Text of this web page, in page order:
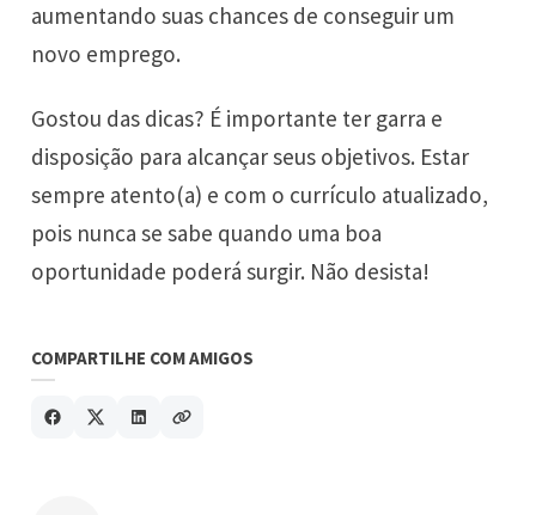
aumentando suas chances de conseguir um
novo emprego.
Gostou das dicas? É importante ter garra e
disposição para alcançar seus objetivos. Estar
sempre atento(a) e com o currículo atualizado,
pois nunca se sabe quando uma boa
oportunidade poderá surgir. Não desista!
COMPARTILHE COM AMIGOS